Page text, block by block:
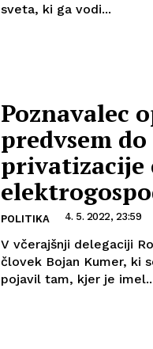
sveta, ki ga vodi...
Poznavalec
predvsem do
privatizacije
POLITIKA 4. 5. 2022, 23:59
V včerajšnji delegaciji
človek Bojan Kumer, ki
pojavil tam, kjer je